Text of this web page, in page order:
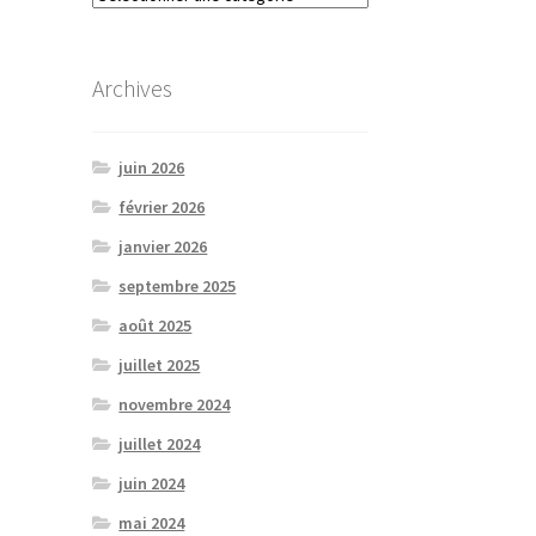
Archives
juin 2026
février 2026
janvier 2026
septembre 2025
août 2025
juillet 2025
novembre 2024
juillet 2024
juin 2024
mai 2024